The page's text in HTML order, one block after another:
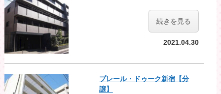
続きを見る
2021.04.30
プレール・ドゥーク新宿【分
譲】